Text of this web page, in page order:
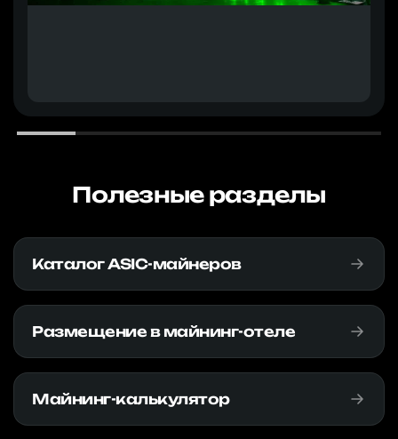
Полезные разделы
Каталог ASIC-майнеров
Размещение в майнинг-отеле
Майнинг-калькулятор